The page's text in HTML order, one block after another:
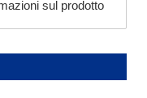
sul prodotto